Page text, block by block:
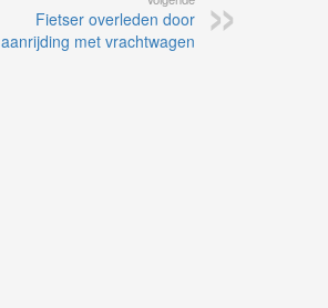
Fietser overleden door
aanrijding met vrachtwagen